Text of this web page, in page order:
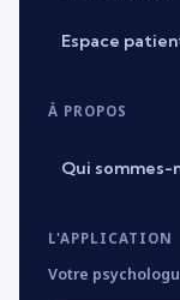
Espace
À PROPOS
Qui sommes-
L'APPLICATION
Votre